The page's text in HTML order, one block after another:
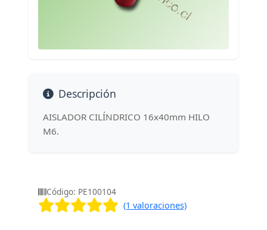
Descripción
AISLADOR CILÍNDRICO 16x40mm HILO
M6.
Código: PE100104
(1 valoraciones)